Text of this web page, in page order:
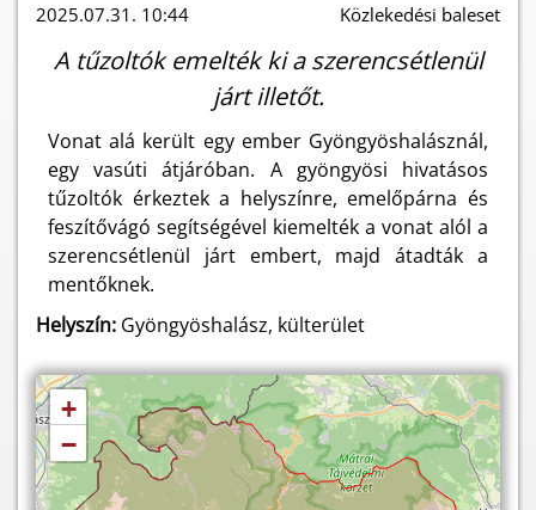
2025.07.31. 10:44 Közlekedési baleset
A tűzoltók emelték ki a szerencsétlenül
járt illetőt.
Vonat alá került egy ember Gyöngyöshalásznál,
egy vasúti átjáróban. A gyöngyösi hivatásos
tűzoltók érkeztek a helyszínre, emelőpárna és
feszítővágó segítségével kiemelték a vonat alól a
szerencsétlenül járt embert, majd átadták a
mentőknek.
Helyszín: Gyöngyöshalász, külterület
+
−